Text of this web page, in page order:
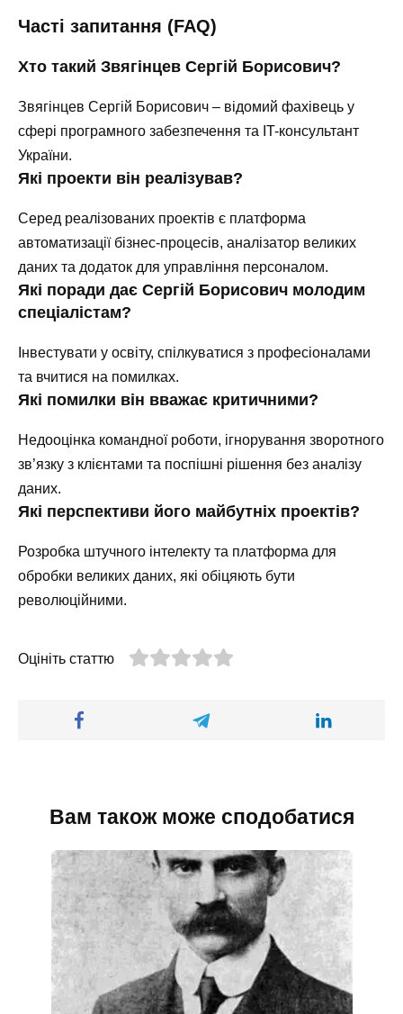
Часті запитання (FAQ)
Хто такий Звягінцев Сергій Борисович?
Звягінцев Сергій Борисович – відомий фахівець у
сфері програмного забезпечення та IT-консультант
України.
Які проекти він реалізував?
Серед реалізованих проектів є платформа
автоматизації бізнес-процесів, аналізатор великих
даних та додаток для управління персоналом.
Які поради дає Сергій Борисович молодим
спеціалістам?
Інвестувати у освіту, спілкуватися з професіоналами
та вчитися на помилках.
Які помилки він вважає критичними?
Недооцінка командної роботи, ігнорування зворотного
зв’язку з клієнтами та поспішні рішення без аналізу
даних.
Які перспективи його майбутніх проектів?
Розробка штучного інтелекту та платформа для
обробки великих даних, які обіцяють бути
революційними.
Оцініть статтю
Вам також може сподобатися